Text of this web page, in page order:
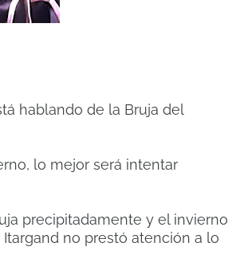
hablando de la Bruja del
lo mejor será intentar
precipitadamente y el invierno
no prestó atención a lo